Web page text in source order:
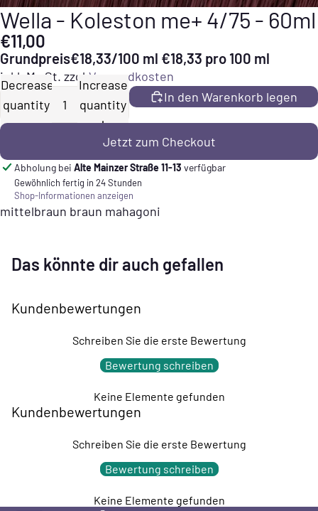
Wella - Koleston me+ 4/75 - 60ml
€11,00
Grundpreis€18,33/100 ml €18,33 pro 100 ml
inkl. MwSt. zzgl. Versandkosten
Decrease
quantity
Increase
quantity
In den Warenkorb legen
Jetzt zum Checkout
Abholung bei Alte Mainzer Straße 11-13 verfügbar
Gewöhnlich fertig in 24 Stunden
Shop-Informationen anzeigen
mittelbraun braun mahagoni
Das könnte dir auch gefallen
Kundenbewertungen
Schreiben Sie die erste Bewertung
Bewertung schreiben
Keine Elemente gefunden
Kundenbewertungen
Schreiben Sie die erste Bewertung
Bewertung schreiben
Keine Elemente gefunden